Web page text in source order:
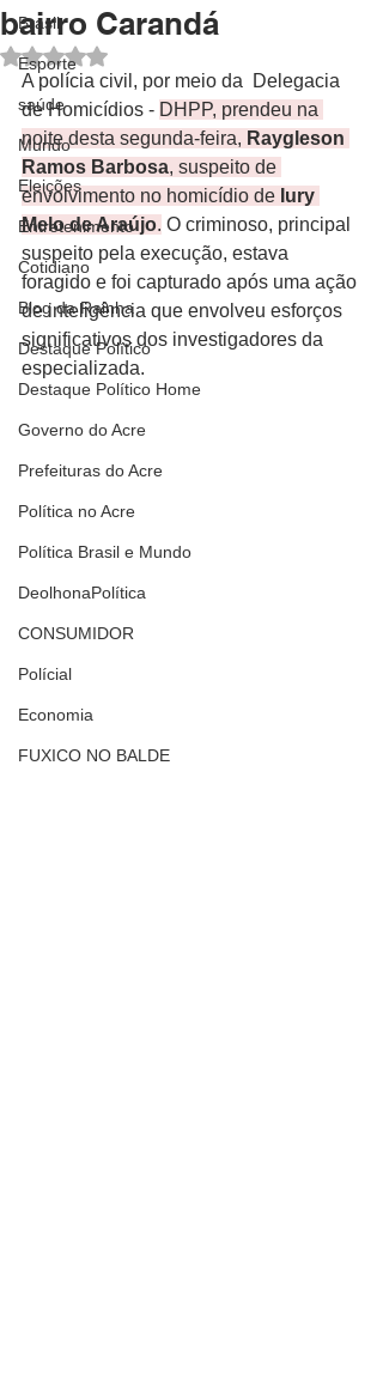
Brasil
Esporte
saúde
Mundo
Eleições
Entretenimento
Cotidiano
Blog da Rainha
Destaque Político
Destaque Político Home
Governo do Acre
Prefeituras do Acre
Política no Acre
Política Brasil e Mundo
DeolhonaPolítica
CONSUMIDOR
Polícial
Economia
FUXICO NO BALDE
bairro Carandá
Avaliado com NaN de 5 estrelas.
A polícia civil, por meio da  Delegacia
de Homicídios - DHPP, prendeu na
noite desta segunda-feira, Raygleson
Ramos Barbosa, suspeito de
envolvimento no homicídio de Iury
Melo de Araújo. O criminoso, principal
suspeito pela execução, estava
foragido e foi capturado após uma ação
de inteligência que envolveu esforços
significativos dos investigadores da
especializada.